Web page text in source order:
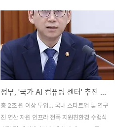
환각(Hallucination) 공격이 기승을 부리는
가운데, AI 생성 콘텐츠를 실시간으로 판별하
고 보안 위협에 자동 대응하는 차세대 AI 보
안 솔루션들이 6일 대거 공개됐다. 소셜미디
어 실시간 판별…'RealityChek AI' 봇 전격
출시글로벌 데이터 솔루션 기업 하이드어웨
이 디지털(Hydaway Digital)은 6일 X(구
트위터) 등 주요 소셜미디어 플랫폼 상에서
유포되는 이..
정부, '국가 AI 컴퓨팅 센터' 추진 가속화… GPU 5만 장 확보로 국내 AI 생태계 대대적 지원
총 2조 원 이상 투입… 국내 스타트업 및 연구
진 연산 자원 인프라 전폭 지원친환경 수랭식